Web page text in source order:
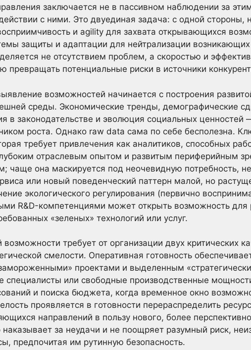
заключается не в пассивном наблюдении за
с ними. Это двуединая задача: с одной стороны,
и agility для захвата открывающихся
защиты и адаптации для нейтрализации возникающих
не отсутствием проблем, а скоростью и
превращать потенциальные риски в источники
возможностей начинается с построения
среды. Экономические тренды, демографические
в законодательстве и эволюция социальных ценностей
роста. Однако raw data сама по себе бесполезна.
требует привлечения как аналитиков, способных
отраслевым опытом и развитым периферийным
чаще она маскируется под неочевидную потребность,
или новый поведенческий паттерн малой, но
экологического регулирования (первично
R&D-компетенциями может открыть возможность для
«зеленых» технологий или услуг.
требует от организации двух критических
смелости. Оперативная готовность
проектами и выделенным
или свободные производственные
и поиска бюджета, когда временное окно
проявляется в готовности перераспределить
направлений в пользу нового, более
наказывает за неудачи и не поощряет разумный риск,
предпочитая им рутинную безопасность.